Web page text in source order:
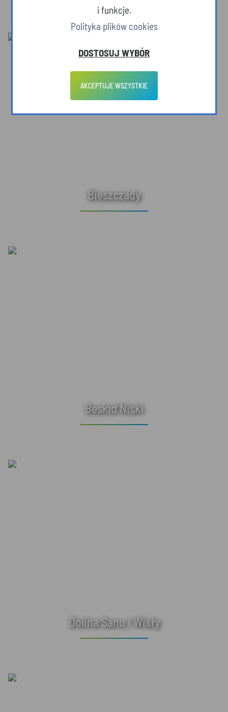
Bieszczady
Beskid Niski
Dolina Sanu i Wisły
i funkcje.
Polityka plików cookies
DOSTOSUJ WYBÓR
AKCEPTUJE WSZYSTKIE